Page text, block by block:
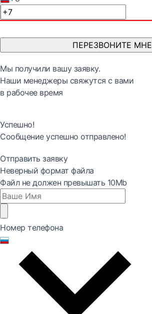
ПЕРЕЗВОНИТЕ МНЕ
Мы получили вашу заявку.
Наши менеджеры свяжутся с вами
в рабочее время
Успешно!
Сообщение успешно отправлено!
Отправить заявку
Неверный формат файла
Файл не должен превышать 10Mb
Номер телефона